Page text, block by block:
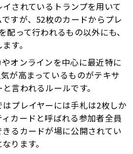
されているトランプを用いて
すが、52枚のカードからプレ
配って行われるもの以外にも、
す。
オンラインを中心に最近特に
が高まっているものがテキサ
言われるルールです。
プレイヤーには手札は2枚しか
カードと呼ばれる参加者全員
るカードが場に公開されてい
ります。